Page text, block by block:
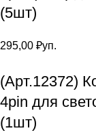
(5шт)
295,00 ₽уп.
(Арт.12372)
4pin для
(1шт)